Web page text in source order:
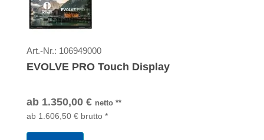
Art.-Nr.: 106949000
EVOLVE PRO Touch Display
ab 1.350,00 € netto **
ab 1.606,50 € brutto *